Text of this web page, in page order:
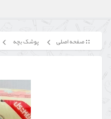
صفحه اصلی پوشک بچه